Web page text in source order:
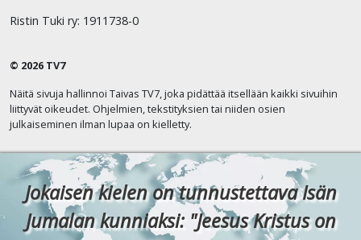
Ristin Tuki ry: 1911738-0
© 2026 TV7
Näitä sivuja hallinnoi Taivas TV7, joka pidättää itsellään kaikki sivuihin
liittyvät oikeudet. Ohjelmien, tekstityksien tai niiden osien
julkaiseminen ilman lupaa on kielletty.
Jokaisen kielen on tunnustettava Isän
Jumalan kunniaksi: "Jeesus Kristus on